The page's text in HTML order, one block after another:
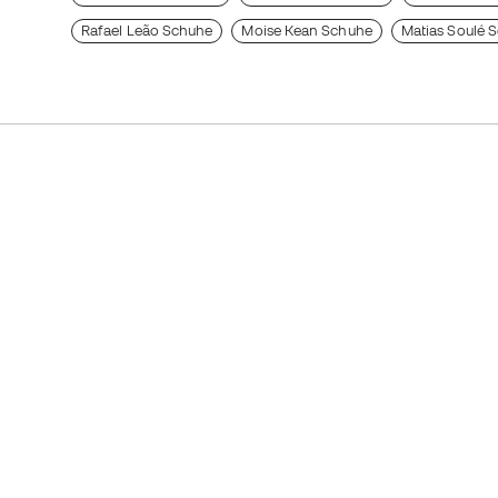
Rafael Leão Schuhe Moise Kean Schuhe Matias Soulé